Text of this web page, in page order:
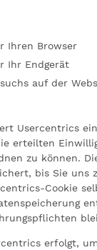
Ihren Browser
Ihr Endgerät
auf der
Usercentrics
erteilten
zu können.
bis Sie uns
Cookie
erfolgt,